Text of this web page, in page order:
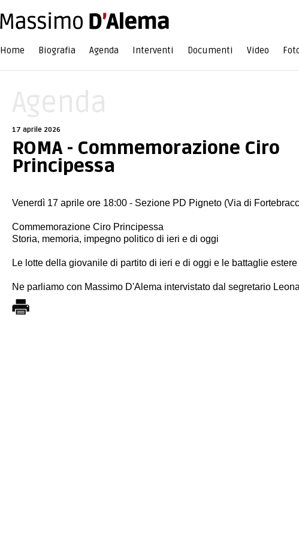
Home Biografia Agenda Interventi Documenti Video
17 aprile 2026
ROMA - Commemorazione Ciro
Principessa
Venerdì 17 aprile ore 18:00 - Sezione PD Pigneto (Via di
Commemorazione Ciro Principessa
Storia, memoria, impegno politico di ieri e di oggi
Le lotte della giovanile di partito di ieri e di oggi e le battaglie estere
Ne parliamo con Massimo D'Alema intervistato dal segretario